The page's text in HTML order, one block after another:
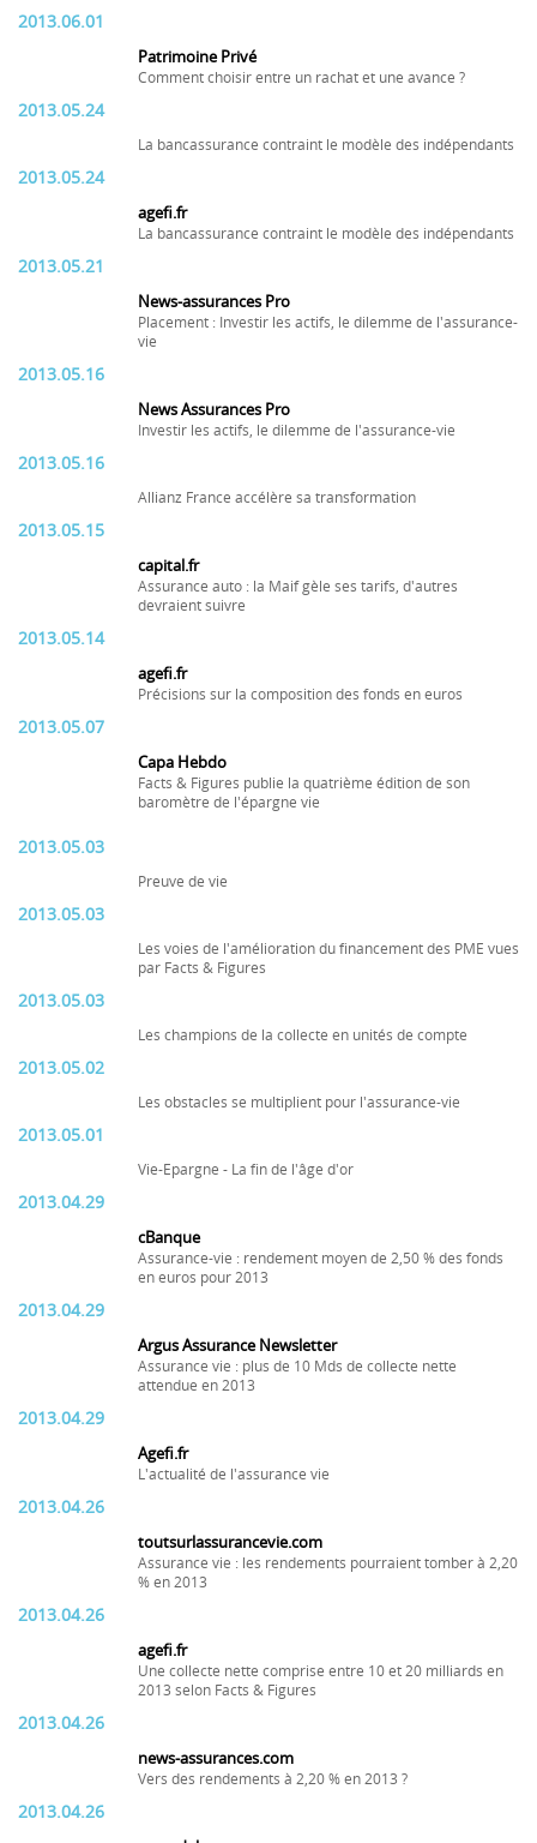
2013.06.01
Patrimoine Privé
Comment choisir entre un rachat et une avance ?
2013.05.24
La bancassurance contraint le modèle des indépendants
2013.05.24
agefi.fr
La bancassurance contraint le modèle des indépendants
2013.05.21
News-assurances Pro
Placement : Investir les actifs, le dilemme de l'assurance-
vie
2013.05.16
News Assurances Pro
Investir les actifs, le dilemme de l'assurance-vie
2013.05.16
Allianz France accélère sa transformation
2013.05.15
capital.fr
Assurance auto : la Maif gèle ses tarifs, d'autres
devraient suivre
2013.05.14
agefi.fr
Précisions sur la composition des fonds en euros
2013.05.07
Capa Hebdo
Facts & Figures publie la quatrième édition de son
baromètre de l'épargne vie
2013.05.03
Preuve de vie
2013.05.03
Les voies de l'amélioration du financement des PME vues
par Facts & Figures
2013.05.03
Les champions de la collecte en unités de compte
2013.05.02
Les obstacles se multiplient pour l'assurance-vie
2013.05.01
Vie-Epargne - La fin de l'âge d'or
2013.04.29
cBanque
Assurance-vie : rendement moyen de 2,50 % des fonds
en euros pour 2013
2013.04.29
Argus Assurance Newsletter
Assurance vie : plus de 10 Mds de collecte nette
attendue en 2013
2013.04.29
Agefi.fr
L'actualité de l'assurance vie
2013.04.26
toutsurlassurancevie.com
Assurance vie : les rendements pourraient tomber à 2,20
% en 2013
2013.04.26
agefi.fr
Une collecte nette comprise entre 10 et 20 milliards en
2013 selon Facts & Figures
2013.04.26
news-assurances.com
Vers des rendements à 2,20 % en 2013 ?
2013.04.26